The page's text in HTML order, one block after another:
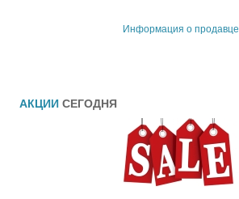
Информация о продавце
АКЦИИ СЕГОДНЯ